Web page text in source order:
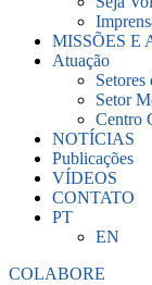
MISSÕES E
Atuação
Setores
Setor
Centro
NOTÍCIAS
Publicações
VÍDEOS
CONTATO
PT
EN
COLABORE